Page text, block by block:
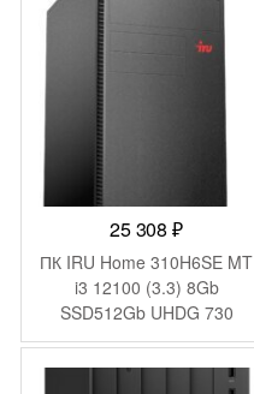
25 308₽
ПК IRU Home 310H6SE MT
i3 12100 (3.3) 8Gb
SSD512Gb UHDG 730
FreeDOS GbitEth 400W
черный (1994640)